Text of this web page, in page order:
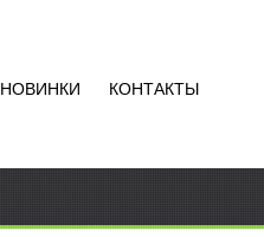
НОВИНКИ КОНТАКТЫ